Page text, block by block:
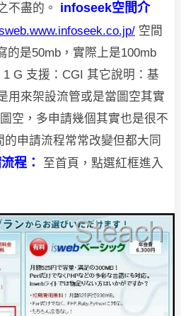
不盡的。
infoseek空間介
空間
的是50mb，實際上是100mb
1 G 支援：CGI 其它說明：基
用來架設流管或是當圖空其實
空，多申請幾個其實也是很不
申請流程常常改變但都大同
程：
至首頁，點選紅框進入